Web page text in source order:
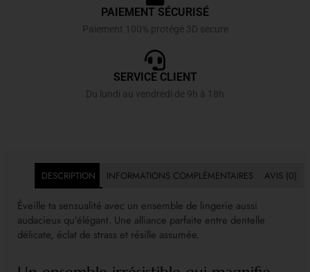
PAIEMENT SÉCURISÉ
Paiement 100% protégé 3D secure
SERVICE CLIENT
Du lundi au vendredi de 9h à 18h
DESCRIPTION INFORMATIONS COMPLÉMENTAIRES AVIS (0)
Éveille ta sensualité avec un ensemble de lingerie aussi
audacieux qu’élégant. Une alliance parfaite entre dentelle
délicate, éclat de strass et résille assumée.